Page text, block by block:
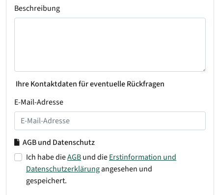
Beschreibung
Ihre Kontaktdaten für eventuelle Rückfragen
E-Mail-Adresse
AGB und Datenschutz
Ich habe dieAGBund dieErstinformation und
Datenschutzerklärungangesehen und
gespeichert.